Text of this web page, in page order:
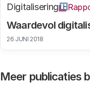
Waardevol
Digitalisering
26 JUNI 2018
Meer publicaties